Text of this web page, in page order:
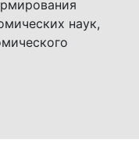
наук,